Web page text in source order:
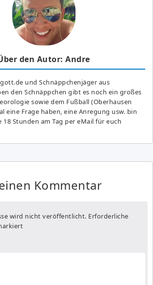
den Autor: Andre
und Schnäppchenjäger aus
den Schnäppchen gibt es noch ein großes
sowie dem Fußball (Oberhausen
eine Frage haben, eine Anregung usw. bin
18 Stunden am Tag per eMail für euch
Kommentar
wird nicht veröffentlicht. Erforderliche